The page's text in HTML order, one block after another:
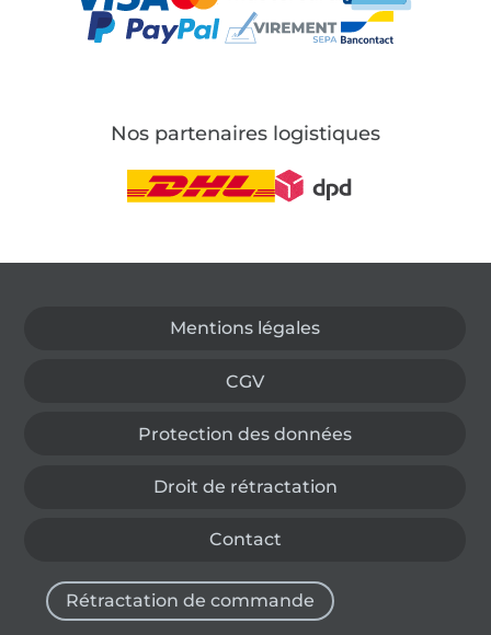
Nos partenaires logistiques
Mentions légales
CGV
Protection des données
Droit de rétractation
Contact
Rétractation de commande